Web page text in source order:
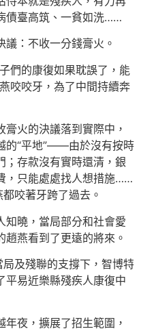
債臺高筑、一貧如洗……
議：不收一分錢膏火。
們的康復如果耽誤了，能
咬咬牙，為了中間持續奔
火的決議落到實際中，
的“平地”——由於沒有按時
；存款沒有實時還清，銀
，只能處處找人想措施……
咬著牙跨了過去。
知曉，當局部分和社會愛
燕看到了更遠的將來。
及殘聯的支撐下，智博特
平易近樂縣殘疾人康復中
夜，擴展了招生範圍，